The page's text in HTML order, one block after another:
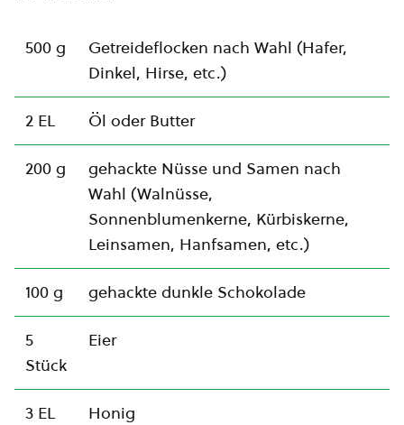
500 g
Getreideflocken nach Wahl (Hafer,
Dinkel, Hirse, etc.)
2 EL Öl oder Butter
200 g
gehackte Nüsse und Samen nach
Wahl (Walnüsse,
Sonnenblumenkerne, Kürbiskerne,
Leinsamen, Hanfsamen, etc.)
100 g gehackte dunkle Schokolade
5
Stück
Eier
3 EL Honig